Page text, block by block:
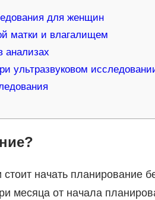
для женщин
матки и влагалищем
анализах
ультразвуковом
начать планирование
месяца от начала